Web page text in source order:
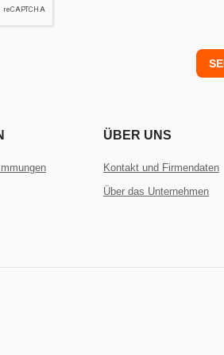
ÜBER UNS
Kontakt und Firmendaten
Über das Unternehmen